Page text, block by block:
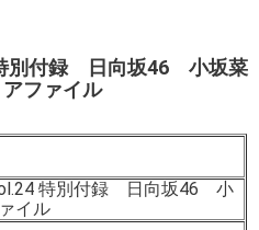
別付録 日向坂46 小坂菜
ファイル
特別付録 日向坂46 小
イル